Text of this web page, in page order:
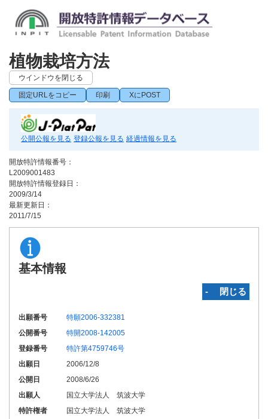
植物栽培方法
ウインドウを閉じる
固定URLをコピー 印刷 XにPOST
公開公報を見る 登録公報を見る 経過情報を見る
開放特許情報番号：
L2009001483
開放特許情報登録日：
2009/3/14
最新更新日：
2011/7/15
基本情報
‐ 閉じる
出願番号
特願2006-332381
公開番号
特開2008-142005
登録番号
特許第4759746号
出願日
2006/12/8
公開日
2008/6/26
出願人
国立大学法人 筑波大学
特許権者
国立大学法人 筑波大学